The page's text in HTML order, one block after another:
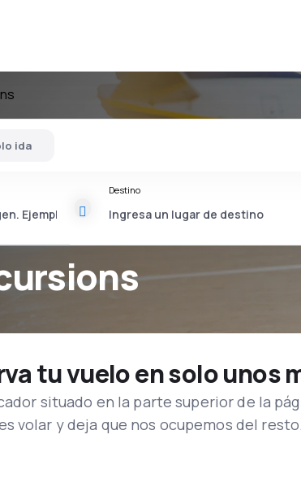
ida
Destino
tu vuelo en solo unos
situado en la parte superior de la
volar y deja que nos ocupemos del resto.